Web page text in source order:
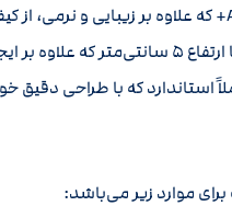
بیشتری را برای شما فراهم می‌کند.
استاندارد که با طراحی دقیق
موارد زیر می‌باشد: